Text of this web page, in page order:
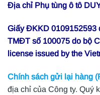
Địa chỉ Phụ tùng ô tô
Giấy ĐKKD 0109152593
TMĐT số 100075 do bộ
license issued by the
Chính sách gửi lại hàng
địa chỉ của Công ty. Quý